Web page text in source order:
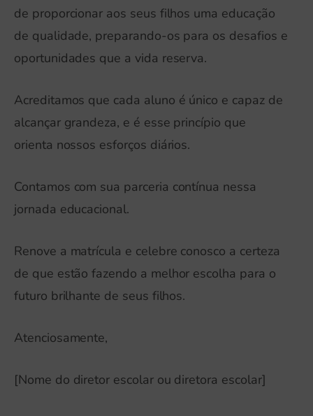
de proporcionar aos seus filhos uma educação
de qualidade, preparando-os para os desafios e
oportunidades que a vida reserva.
Acreditamos que cada aluno é único e capaz de
alcançar grandeza, e é esse princípio que
orienta nossos esforços diários.
Contamos com sua parceria contínua nessa
jornada educacional.
Renove a matrícula e celebre conosco a certeza
de que estão fazendo a melhor escolha para o
futuro brilhante de seus filhos.
Atenciosamente,
[Nome do diretor escolar ou diretora escolar]